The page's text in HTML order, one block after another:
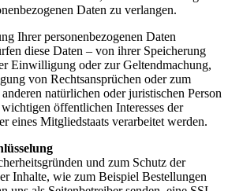
Daten zu verlangen.
Ihrer personenbezogenen Daten
diese Daten – von ihrer Speicherung
Einwilligung oder zur Geltendmachung,
von Rechtsansprüchen oder zum
natürlichen oderjuristischen Person
öffentlichen Interesses der
eines Mitgliedstaats verarbeitet werden.
und zum Schutz der
Inhalte, wie zum Beispiel Bestellungen